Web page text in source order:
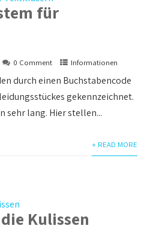
für
0 Comment Informationen
durch einen Buchstabencode
gekennzeichnet.
sehr lang. Hier stellen...
+ READ MORE
Kulissen